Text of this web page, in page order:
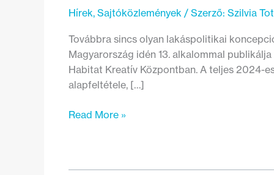
Hírek, Sajtóközlemények / Szerző: Szilvia
Továbbra sincs olyan lakáspolitikai
Magyarország idén 13. alkalommal
Habitat Kreatív Központban. A teljes 2024-
alapfeltétele, […]
Továbbra
Read More »